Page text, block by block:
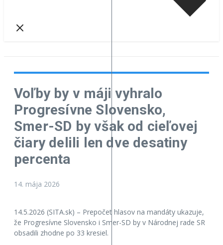
Voľby by v máji vyhralo
Progresívne Slovensko,
Smer-SD by však od cieľovej
čiary delili len dve desatiny
percenta
14. mája 2026
14.5.2026 (SITA.sk) – Prepočet hlasov na mandáty ukazuje,
že Progresívne Slovensko i Smer-SD by v Národnej rade SR
obsadili zhodne po 33 kresiel.